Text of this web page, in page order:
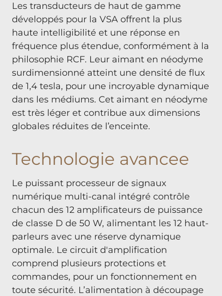
Les transducteurs de haut de gamme
développés pour la VSA offrent la plus
haute intelligibilité et une réponse en
fréquence plus étendue, conformément à la
philosophie RCF. Leur aimant en néodyme
surdimensionné atteint une densité de flux
de 1,4 tesla, pour une incroyable dynamique
dans les médiums. Cet aimant en néodyme
est très léger et contribue aux dimensions
globales réduites de l’enceinte.
Technologie avancee
Le puissant processeur de signaux
numérique multi-canal intégré contrôle
chacun des 12 amplificateurs de puissance
de classe D de 50 W, alimentant les 12 haut-
parleurs avec une réserve dynamique
optimale. Le circuit d'amplification
comprend plusieurs protections et
commandes, pour un fonctionnement en
toute sécurité. L’alimentation à découpage